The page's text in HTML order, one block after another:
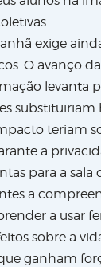
exige
O avanço
levanta
substituiriam
teriam
a
para a sala
a
a usar
sobre a
ganham